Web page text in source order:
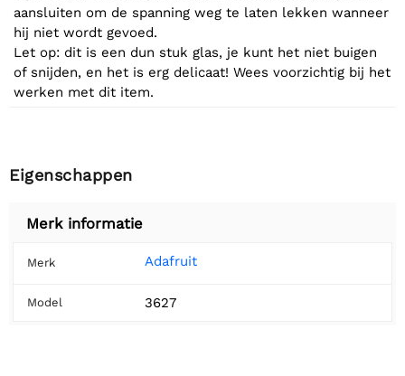
aansluiten om de spanning weg te laten lekken wanneer
hij niet wordt gevoed.
Let op: dit is een dun stuk glas, je kunt het niet buigen
of snijden, en het is erg delicaat! Wees voorzichtig bij het
werken met dit item.
Eigenschappen
Merk informatie
Merk Adafruit
Model 3627